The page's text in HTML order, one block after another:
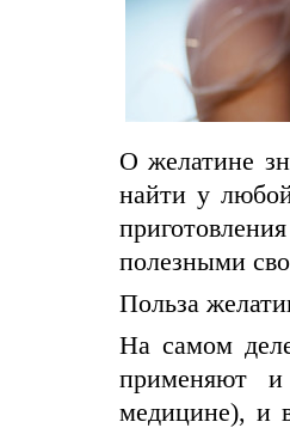
О желатине
найти у
полезными
Польза
На самом
применяют
медицине), и